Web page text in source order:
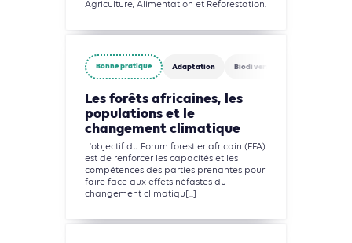
Agriculture, Alimentation et Reforestation.
Bonne pratique Adaptation Biodiversité
Les forêts africaines, les
populations et le
changement climatique
L'objectif du Forum forestier africain (FFA)
est de renforcer les capacités et les
compétences des parties prenantes pour
faire face aux effets néfastes du
changement climatiqu[...]